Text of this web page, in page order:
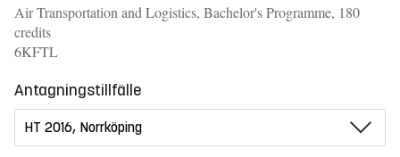
Air Transportation and Logistics, Bachelor's Programme, 180
credits
6KFTL
Antagningstillfälle